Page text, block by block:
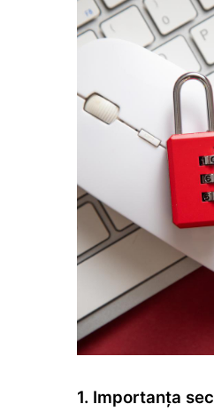
1. Importanța